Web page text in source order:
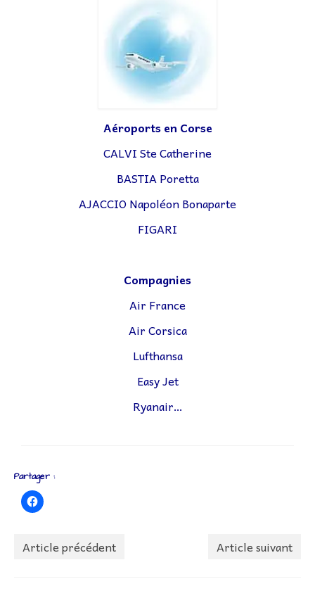
Aéroports en Corse
CALVI Ste Catherine
BASTIA Poretta
AJACCIO Napoléon Bonaparte
FIGARI
Compagnies
Air France
Air Corsica
Lufthansa
Easy Jet
Ryanair…
Partager :
Article précédent Article suivant